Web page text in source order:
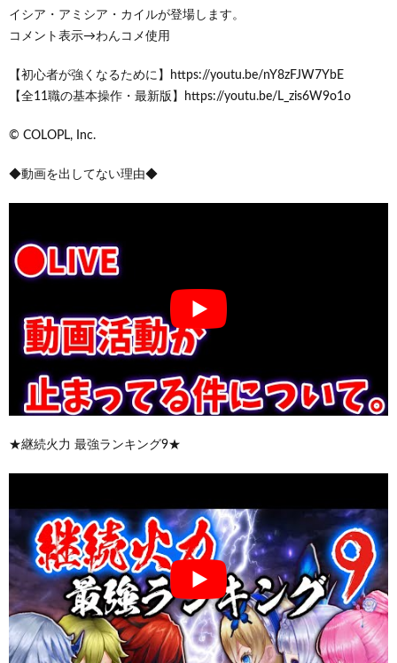
イシア・アミシア・カイルが登場します。
コメント表示→わんコメ使用
【初心者が強くなるために】https://youtu.be/nY8zFJW7YbE
【全11職の基本操作・最新版】https://youtu.be/L_zis6W9o1o
© COLOPL, Inc.
◆動画を出してない理由◆
★継続火力 最強ランキング9★